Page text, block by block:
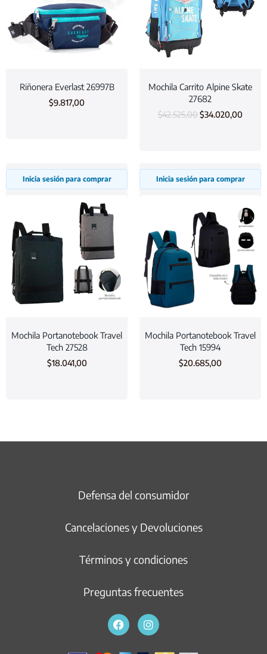
Riñonera Everlast 26997B
$9.817,00
Mochila Carrito Alpine Skate
27682
$42.525,00$34.020,00
Inicia sesión para comprar
Mochila Portanotebook Travel
Tech 27528
$18.041,00
Inicia sesión para comprar
Mochila Portanotebook Travel
Tech 15994
$20.685,00
Defensa del consumidor
Cancelaciones y Devoluciones
Términos y condiciones
Preguntas frecuentes